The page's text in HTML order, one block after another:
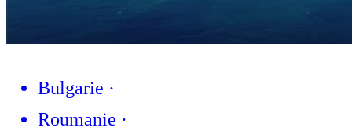
Bulgarie ·
Roumanie ·